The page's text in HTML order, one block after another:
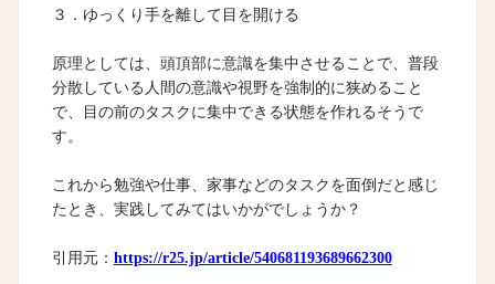
３．ゆっくり手を離して目を開ける
原理としては、頭頂部に意識を集中させることで、普段
分散している人間の意識や視野を強制的に狭めること
で、目の前のタスクに集中できる状態を作れるそうで
す。
これから勉強や仕事、家事などのタスクを面倒だと感じ
たとき、実践してみてはいかがでしょうか？
引用元： https://r25.jp/article/540681193689662300